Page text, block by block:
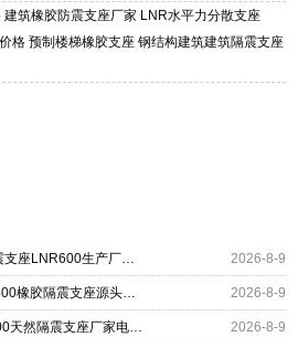
厂址衡水高新区北方工业基地
家电话：13323182312。
筑橡胶防震支座厂家 LNR水平力分散支座
格 预制楼梯橡胶支座 钢结构建筑建筑隔震支座
HDR400支座厂家 建筑橡胶隔震支座LNR600生产厂家 LRB500铅芯支座生产厂家 2026-8-9
LRB隔震支座1000(II型) LNR1500橡胶隔震支座源头工厂 矩形高阻尼隔震支座 2026-8-9
隔震支座定做生产厂家 LNR1400天然隔震支座厂家电话 LRB400成品铅芯橡胶隔震支座源头工厂 2026-8-9